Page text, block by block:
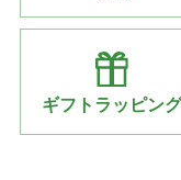
ギフトラッピン